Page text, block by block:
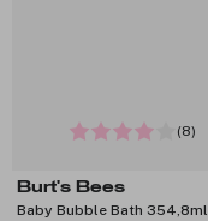
(8)
Burt's Bees
Baby Bubble Bath 354,8ml